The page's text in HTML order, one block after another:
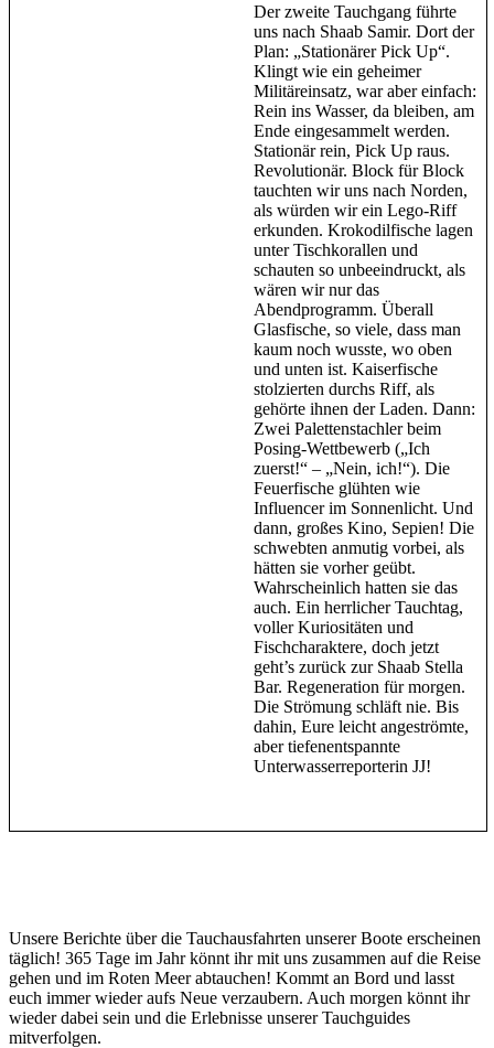
Der zweite Tauchgang führte
uns nach Shaab Samir. Dort der
Plan: „Stationärer Pick Up“.
Klingt wie ein geheimer
Militäreinsatz, war aber einfach:
Rein ins Wasser, da bleiben, am
Ende eingesammelt werden.
Stationär rein, Pick Up raus.
Revolutionär. Block für Block
tauchten wir uns nach Norden,
als würden wir ein Lego-Riff
erkunden. Krokodilfische lagen
unter Tischkorallen und
schauten so unbeeindruckt, als
wären wir nur das
Abendprogramm. Überall
Glasfische, so viele, dass man
kaum noch wusste, wo oben
und unten ist. Kaiserfische
stolzierten durchs Riff, als
gehörte ihnen der Laden. Dann:
Zwei Palettenstachler beim
Posing-Wettbewerb („Ich
zuerst!“ – „Nein, ich!“). Die
Feuerfische glühten wie
Influencer im Sonnenlicht. Und
dann, großes Kino, Sepien! Die
schwebten anmutig vorbei, als
hätten sie vorher geübt.
Wahrscheinlich hatten sie das
auch. Ein herrlicher Tauchtag,
voller Kuriositäten und
Fischcharaktere, doch jetzt
geht’s zurück zur Shaab Stella
Bar. Regeneration für morgen.
Die Strömung schläft nie. Bis
dahin, Eure leicht angeströmte,
aber tiefenentspannte
Unterwasserreporterin JJ!
Unsere Berichte über die Tauchausfahrten unserer Boote erscheinen
täglich! 365 Tage im Jahr könnt ihr mit uns zusammen auf die Reise
gehen und im Roten Meer abtauchen! Kommt an Bord und lasst
euch immer wieder aufs Neue verzaubern. Auch morgen könnt ihr
wieder dabei sein und die Erlebnisse unserer Tauchguides
mitverfolgen.